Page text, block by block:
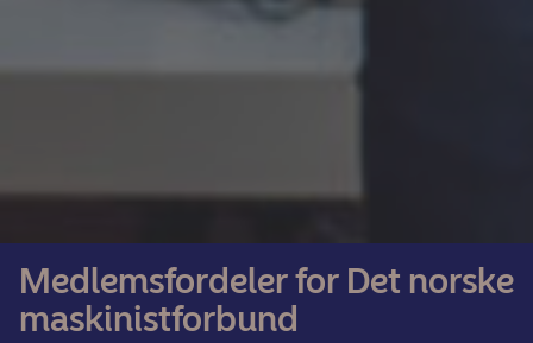
Medlemsfordeler for Det norske
maskinistforbund